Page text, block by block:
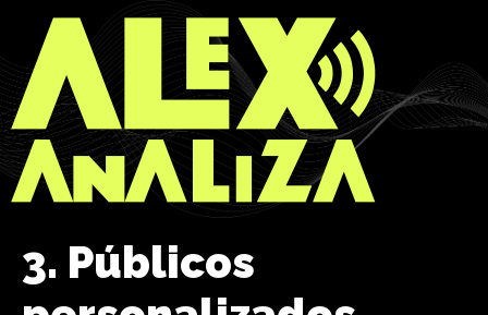
3. Públicos